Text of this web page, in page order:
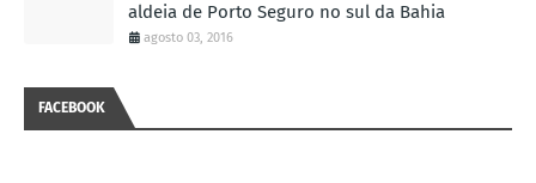
aldeia de Porto Seguro no sul da Bahia
agosto 03, 2016
FACEBOOK